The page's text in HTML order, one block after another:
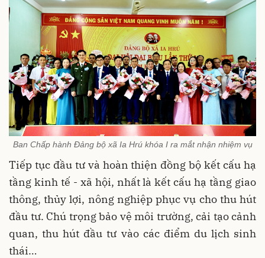
Ban Chấp hành Đảng bộ xã Ia Hrú khóa I ra mắt nhận nhiệm vụ
Tiếp tục đầu tư và hoàn thiện đồng bộ kết cấu hạ
tầng kinh tế - xã hội, nhất là kết cấu hạ tầng giao
thông, thủy lợi, nông nghiệp phục vụ cho thu hút
đầu tư. Chú trọng bảo vệ môi trường, cải tạo cảnh
quan, thu hút đầu tư vào các điểm du lịch sinh
thái…